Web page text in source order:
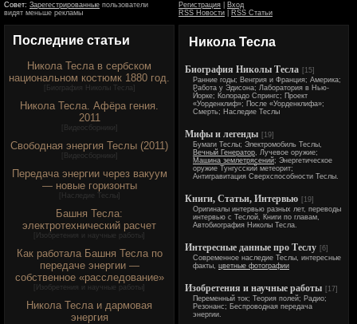
Совет: Зарегестрированные пользователи
видят меньше рекламы
Регистрация
Вход
RSS Новости
RSS Статьи
Последние статьи
Никола Тесла в сербском
национальном костюмк 1880 год.
Биография Николы Тесла
Никола Тесла. Афёра гения.
2011
Видеосборники
Свободная энергия Теслы (2011)
Видеосборники
Передача энергии через вакуум
— новые горизонты
Наследие Теслы]
Башня Тесла:
электротехнический расчет
Изобретения и научные работы
Как работала Башня Тесла по
передаче энергии —
собственное «расследование»
Изобретения и научные работы
Никола Тесла и дармовая
энергия
Никола Тесла
Биография Николы Тесла [15]
Ранние годы; Венгрия и Франция; Америка;
Работа у Эдисона; Лаборатория в Нью-
Йорке; Колорадо Спрингс; Проект
«Уорденклиф»; После «Уорденклифа»;
Смерть; Наследие Теслы
Мифы и легенды [19]
Бумаги Теслы; Электромобиль Теслы,
Вечный Генератор, Лучевое оружие;
Машина землетрясений; Энергетическое
оружие Тунгусский метеорит;
Антигравитация Сверхспособности Теслы.
Книги, Статьи, Интервью [19]
Оригиналы интервью разных лет, переводы
интервью с Теслой, Книги по главам,
Автобиография Николы Тесла.
Интересные данные про Теслу [6]
Современное наследие Теслы, интересные
факты, цветные фотографии
Изобретения и научные работы [17]
Переменный ток; Теория полей; Радио;
Резонанс; Беспроводная передача
энергии.